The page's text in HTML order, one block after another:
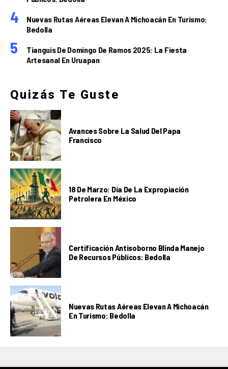
Nuevas Rutas Aéreas Elevan A Michoacán En Turismo:
Bedolla
Tianguis De Domingo De Ramos 2025: La Fiesta
Artesanal En Uruapan
Quizás Te Guste
Avances Sobre La Salud Del Papa
Francisco
18 De Marzo: Día De La Expropiación
Petrolera En México
Certificación Antisoborno Blinda Manejo
De Recursos Públicos: Bedolla
Nuevas Rutas Aéreas Elevan A Michoacán
En Turismo: Bedolla